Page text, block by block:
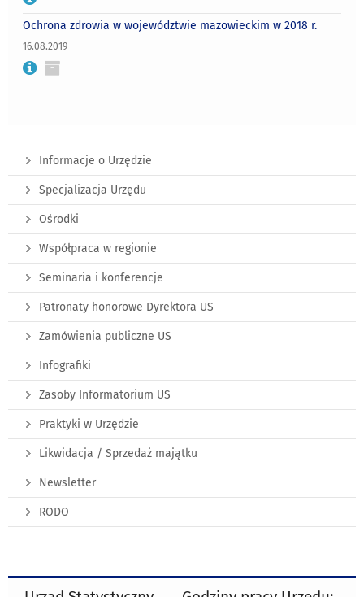
Ochrona zdrowia w województwie mazowieckim w 2018 r.
16.08.2019
Informacje o Urzędzie
Specjalizacja Urzędu
Ośrodki
Współpraca w regionie
Seminaria i konferencje
Patronaty honorowe Dyrektora US
Zamówienia publiczne US
Infografiki
Zasoby Informatorium US
Praktyki w Urzędzie
Likwidacja / Sprzedaż majątku
Newsletter
RODO